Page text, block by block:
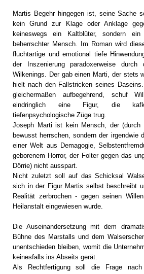
Martis Begehr hingegen ist, seine Sache
kein Grund zur Klage oder Anklage
keineswegs ein Kaltblüter, sondern
beherrschter Mensch. Im Roman wird
fluchtartige und emotional tiefe
der Inszenierung paradoxerweise durch
Wilkenings. Der gab einen Marti, der stets
hielt nach den Fallstricken seines
gleichermaßen aufbegehrend, schuf
eindringlich eine Figur, die
tiefenpsychologische Züge trug.
Joseph Marti ist kein Mensch, der (durch
bewusst herrschen, sondern der irgendwie
einer Welt aus Demagogie,
geborenem Horror, der Folter gegen das
Dörrie) nicht ausspart.
Nicht zuletzt soll auf das Schicksal
sich in der Figur Martis selbst beschreibt
Realität zerbrochen - gegen seinen
Heilanstalt eingewiesen wurde.
Die Auseinandersetzung mit dem
Bühne des Marstalls und dem
unentschieden bleiben, womit die
keinesfalls ins Abseits gerät.
Als Rechtfertigung soll die Frage nach